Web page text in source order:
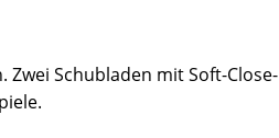
Schubladen mit Soft-Close-